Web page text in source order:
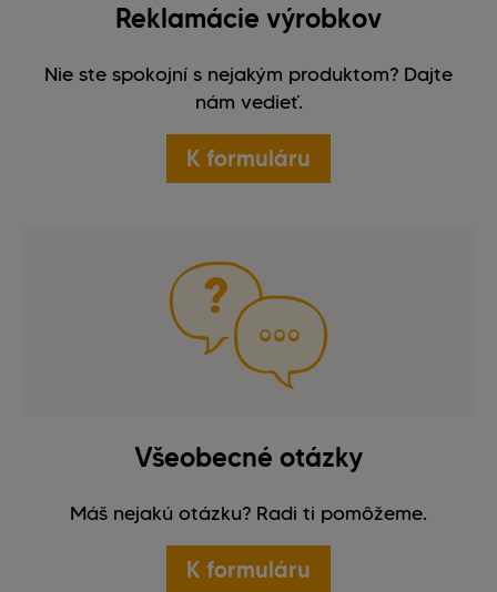
Reklamácie výrobkov
Nie ste spokojní s nejakým produktom? Dajte
nám vedieť.
K formuláru
Všeobecné otázky
Máš nejakú otázku? Radi ti pomôžeme.
K formuláru